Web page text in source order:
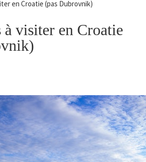
en Croatie (pas Dubrovnik)
à visiter en Croatie